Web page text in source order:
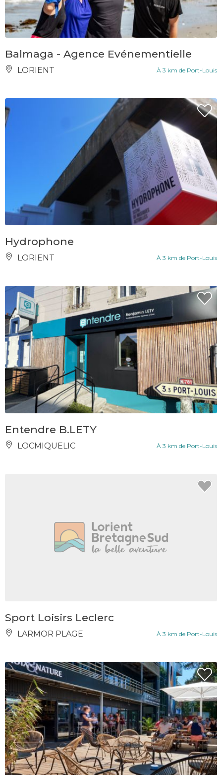
Balmaga - Agence Evénementielle
LORIENT À 3 km de Port-Louis
Hydrophone
LORIENT À 3 km de Port-Louis
Entendre B.LETY
LOCMIQUELIC À 3 km de Port-Louis
Sport Loisirs Leclerc
LARMOR PLAGE À 3 km de Port-Louis